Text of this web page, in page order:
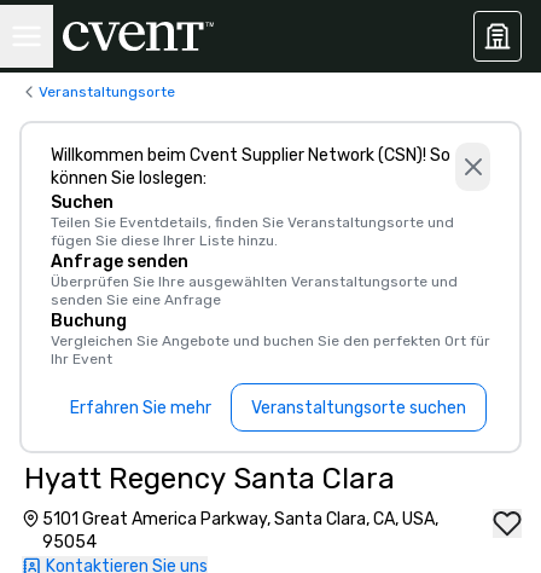
Veranstaltungsorte
Willkommen beim Cvent Supplier Network (CSN)! So
können Sie loslegen:
Suchen
Teilen Sie Eventdetails, finden Sie Veranstaltungsorte und
fügen Sie diese Ihrer Liste hinzu.
Anfrage senden
Überprüfen Sie Ihre ausgewählten Veranstaltungsorte und
senden Sie eine Anfrage
Buchung
Vergleichen Sie Angebote und buchen Sie den perfekten Ort für
Ihr Event
Erfahren Sie mehr Veranstaltungsorte suchen
Hyatt Regency Santa Clara
5101 Great America Parkway, Santa Clara, CA, USA,
95054
Kontaktieren Sie uns